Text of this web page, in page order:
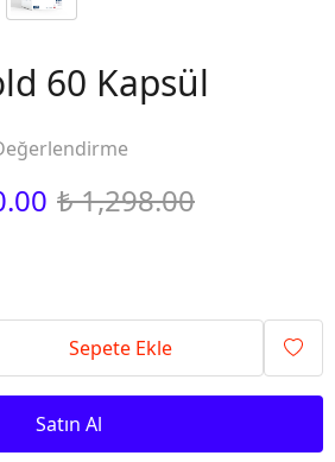
60 Kapsül
₺ 1,298.00
Sepete Ekle
Satın Al